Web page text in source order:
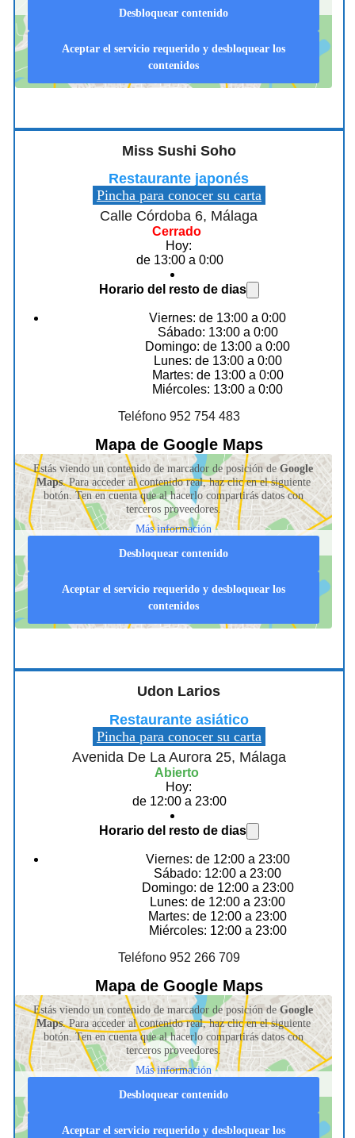
Desbloquear contenido
Aceptar el servicio requerido y desbloquear los
contenidos
Miss Sushi Soho
Restaurante japonés
Pincha para conocer su carta
Calle Córdoba 6, Málaga
Cerrado
Hoy:
de 13:00 a 0:00
Horario del resto de dias
Viernes: de 13:00 a 0:00
Sábado: 13:00 a 0:00
Domingo: de 13:00 a 0:00
Lunes: de 13:00 a 0:00
Martes: de 13:00 a 0:00
Miércoles: 13:00 a 0:00
Teléfono 952 754 483
Mapa de Google Maps
Estás viendo un contenido de marcador de posición deGoogle
Maps. Para acceder al contenido real, haz clic en el siguiente
botón. Ten en cuenta que al hacerlo compartirás datos con
terceros proveedores.
Más información
Desbloquear contenido
Aceptar el servicio requerido y desbloquear los
contenidos
Udon Larios
Restaurante asiático
Pincha para conocer su carta
Avenida De La Aurora 25, Málaga
Abierto
Hoy:
de 12:00 a 23:00
Horario del resto de dias
Viernes: de 12:00 a 23:00
Sábado: 12:00 a 23:00
Domingo: de 12:00 a 23:00
Lunes: de 12:00 a 23:00
Martes: de 12:00 a 23:00
Miércoles: 12:00 a 23:00
Teléfono 952 266 709
Mapa de Google Maps
Estás viendo un contenido de marcador de posición deGoogle
Maps. Para acceder al contenido real, haz clic en el siguiente
botón. Ten en cuenta que al hacerlo compartirás datos con
terceros proveedores.
Más información
Desbloquear contenido
Aceptar el servicio requerido y desbloquear los